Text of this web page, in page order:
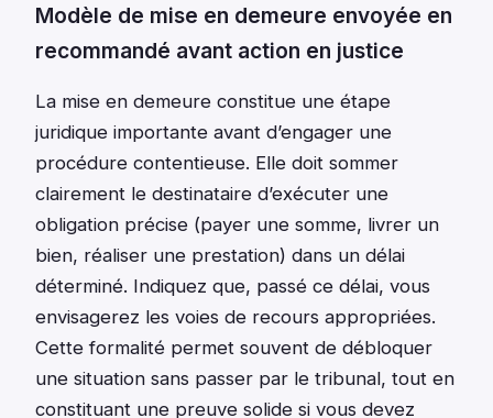
Modèle de mise en demeure envoyée en
recommandé avant action en justice
La mise en demeure constitue une étape
juridique importante avant d’engager une
procédure contentieuse. Elle doit sommer
clairement le destinataire d’exécuter une
obligation précise (payer une somme, livrer un
bien, réaliser une prestation) dans un délai
déterminé. Indiquez que, passé ce délai, vous
envisagerez les voies de recours appropriées.
Cette formalité permet souvent de débloquer
une situation sans passer par le tribunal, tout en
constituant une preuve solide si vous devez